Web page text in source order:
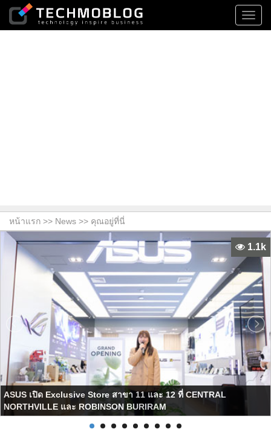
หน้าแรก >> News >> คุณอยู่ที่นี่
ASUS เปิด Exclusive Store สาขา 11 และ 12 ที่ CENTRAL
NORTHVILLE และ ROBINSON BURIRAM
1.1k